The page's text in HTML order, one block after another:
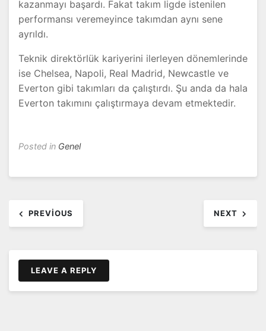
kazanmayı başardı. Fakat takım ligde istenilen
performansı veremeyince takımdan aynı sene
ayrıldı.
Teknik direktörlük kariyerini ilerleyen dönemlerinde
ise Chelsea, Napoli, Real Madrid, Newcastle ve
Everton gibi takımları da çalıştırdı. Şu anda da hala
Everton takımını çalıştırmaya devam etmektedir.
Posted in Genel
dolaşımı
PREVIOUS NEXT
LEAVE A REPLY